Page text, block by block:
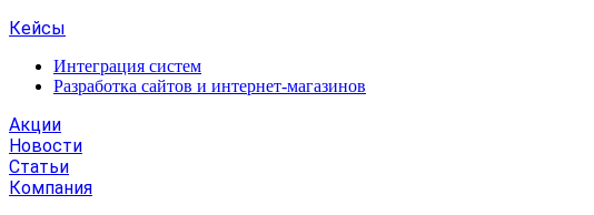
Кейсы
Интеграция систем
Разработка сайтов и интернет-магазинов
Акции
Новости
Статьи
Компания